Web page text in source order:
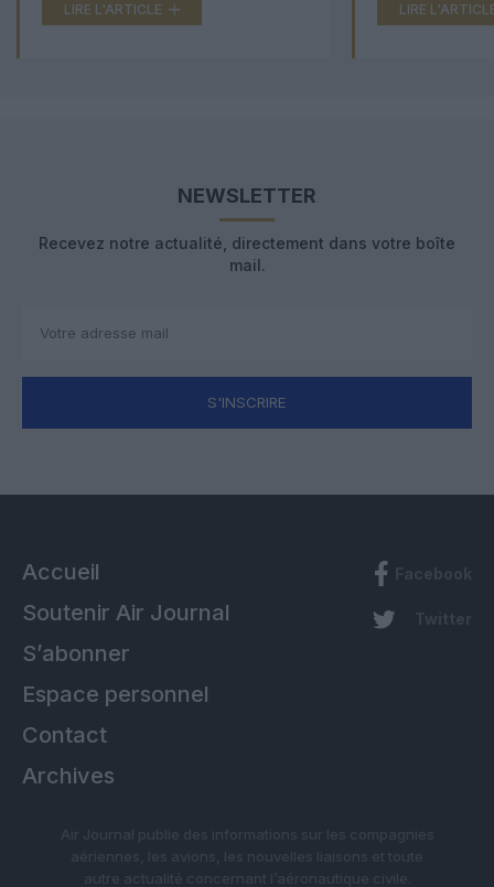
LIRE L'ARTICLE LIRE
NEWSLETTER
Recevez notre actualité, directement dans votre boîte
mail.
S'INSCRIRE
Accueil
Soutenir Air Journal
S’abonner
Espace personnel
Contact
Archives